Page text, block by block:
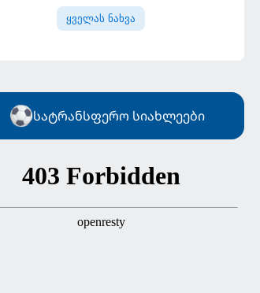
ჩააგდეს - რა
ხდებოდა ტრაბზონში
ყველას ნახვა
სატრანსფერო სიახლეები